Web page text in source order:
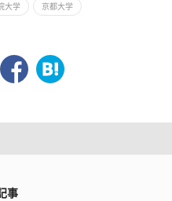
大学 京都大学
事